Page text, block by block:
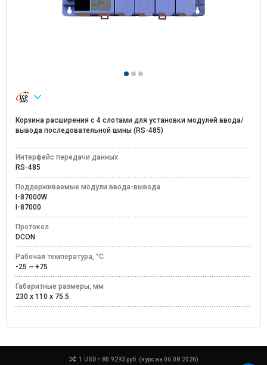
Корзина расширения с 4 слотами для установки модулей ввода/
вывода последовательной шины (RS-485)
Интерфейс передачи данных
RS-485
Поддерживаемые модули ввода-вывода
I-87000W
I-87000
Протокол
DCON
Рабочая температура, °C
-25 ~ +75
Габаритные размеры, мм
230 x 110 x 75.5
1 USD = 80.9293 руб. (курс на 06.08.2026)